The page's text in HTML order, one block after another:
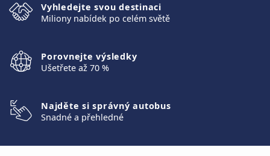
Vyhledejte svou destinaci
Miliony nabídek po celém světě
Porovnejte výsledky
Ušetřete až 70 %
Najděte si správný autobus
Snadné a přehledné